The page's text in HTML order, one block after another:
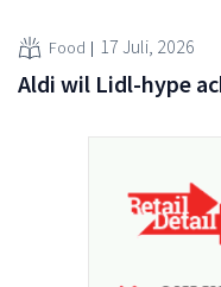
Food 17 Juli, 2026
Aldi wil Lidl-hype